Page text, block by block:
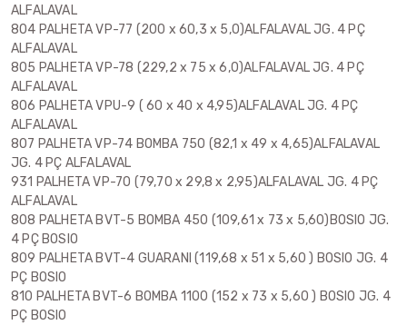
ALFALAVAL
804 PALHETA VP-77 (200 x 60,3 x 5,0)ALFALAVAL JG. 4 PÇ
ALFALAVAL
805 PALHETA VP-78 (229,2 x 75 x 6,0)ALFALAVAL JG. 4 PÇ
ALFALAVAL
806 PALHETA VPU-9 ( 60 x 40 x 4,95)ALFALAVAL JG. 4 PÇ
ALFALAVAL
807 PALHETA VP-74 BOMBA 750 (82,1 x 49 x 4,65)ALFALAVAL
JG. 4 PÇ ALFALAVAL
931 PALHETA VP-70 (79,70 x 29,8 x 2,95)ALFALAVAL JG. 4 PÇ
ALFALAVAL
808 PALHETA BVT-5 BOMBA 450 (109,61 x 73 x 5,60)BOSIO JG.
4 PÇ BOSIO
809 PALHETA BVT-4 GUARANI (119,68 x 51 x 5,60 ) BOSIO JG. 4
PÇ BOSIO
810 PALHETA BVT-6 BOMBA 1100 (152 x 73 x 5,60 ) BOSIO JG. 4
PÇ BOSIO